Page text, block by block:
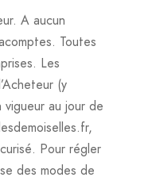
A aucun
Toutes
Les
(y
vigueur au jour de
Pour régler
des modes de